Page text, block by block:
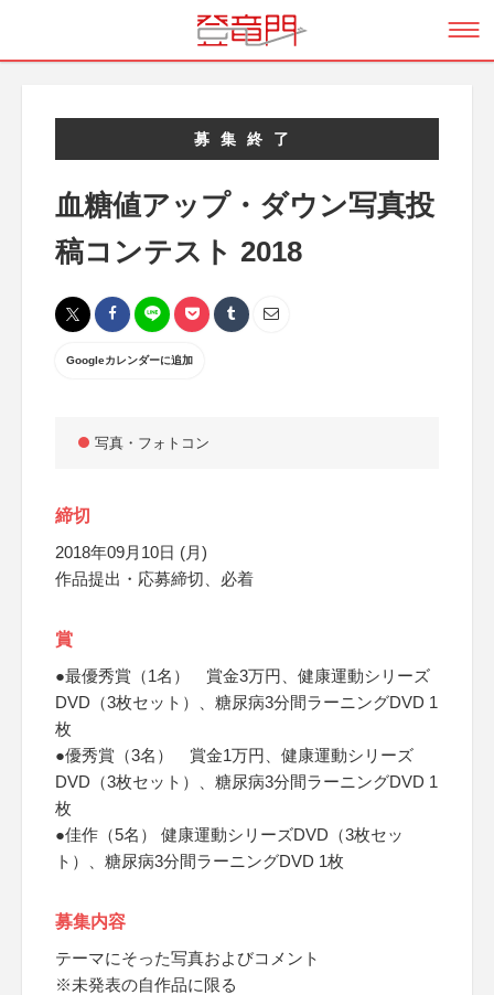
募集終了
血糖値アップ・ダウン写真投
稿コンテスト 2018
Googleカレンダーに追加
写真・フォトコン
締切
2018年09月10日 (月)
作品提出・応募締切、必着
賞
●最優秀賞（1名） 賞金3万円、健康運動シリーズ
DVD（3枚セット）、糖尿病3分間ラーニングDVD 1
枚
●優秀賞（3名） 賞金1万円、健康運動シリーズ
DVD（3枚セット）、糖尿病3分間ラーニングDVD 1
枚
●佳作（5名） 健康運動シリーズDVD（3枚セッ
ト）、糖尿病3分間ラーニングDVD 1枚
募集内容
テーマにそった写真およびコメント
※未発表の自作品に限る